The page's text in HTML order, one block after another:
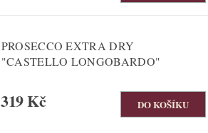
PROSECCO EXTRA DRY
"CASTELLO LONGOBARDO"
319 Kč